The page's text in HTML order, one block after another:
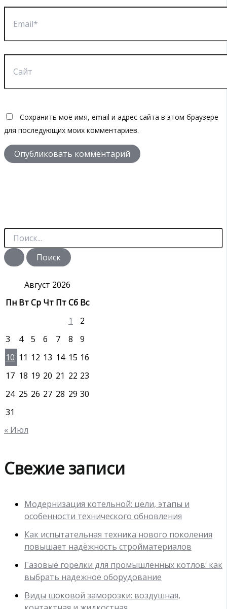
Сохранить моё имя, email и адрес сайта в этом браузере
для последующих моих комментариев.
П
и
с
Август 2026
Пн ВтСр Чт ПтСб Вс
1
2
3
4 5 6 7 8
9
10 11 12 13 14 15 16
17 18 19 20 21 22 23
24 25 26 27 28 29 30
31
« Июл
Свежие записи
Модернизация котельной: цели, этапы и
особенности технического обновления
Как испытательная техника нового поколения
повышает надёжность стройматериалов
Газовые горелки для промышленных котлов: как
выбрать надежное оборудование
Виды шоковой заморозки: воздушная,